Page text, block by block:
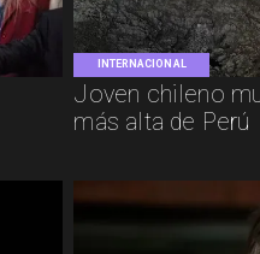
INTERNACIONAL
Joven chileno
más alta de Perú